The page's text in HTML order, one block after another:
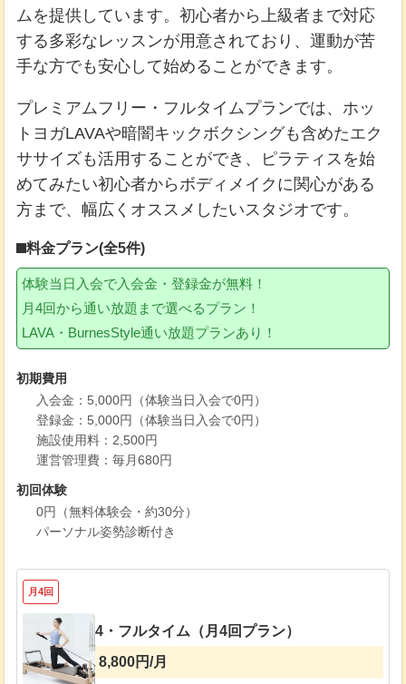
ムを提供しています。初心者から上級者まで対応
する多彩なレッスンが用意されており、運動が苦
手な方でも安心して始めることができます。
プレミアムフリー・フルタイムプランでは、ホッ
トヨガLAVAや暗闇キックボクシングも含めたエク
ササイズも活用することができ、ピラティスを始
めてみたい初心者からボディメイクに関心がある
方まで、幅広くオススメしたいスタジオです。
料金プラン(全5件)
体験当日入会で入会金・登録金が無料！
月4回から通い放題まで選べるプラン！
LAVA・BurnesStyle通い放題プランあり！
初期費用
入会金：5,000円（体験当日入会で0円）
登録金：5,000円（体験当日入会で0円）
施設使用料：2,500円
運営管理費：毎月680円
初回体験
0円（無料体験会・約30分）
パーソナル姿勢診断付き
月4回
4・フルタイム（月4回プラン）
8,800円/月